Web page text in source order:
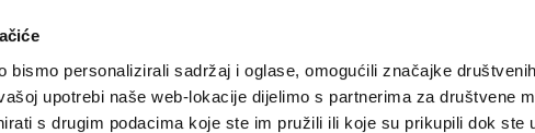
bismo personalizirali sadržaj i oglase, omogućili značajke
upotrebi naše web-lokacije dijelimo s partnerima za društvene
s drugim podacima koje ste im pružili ili koje su prikupili dok ste
ŠKOLSKA KNJIGA d.d.
Registarski broj
ministarstva:
7088-DOM